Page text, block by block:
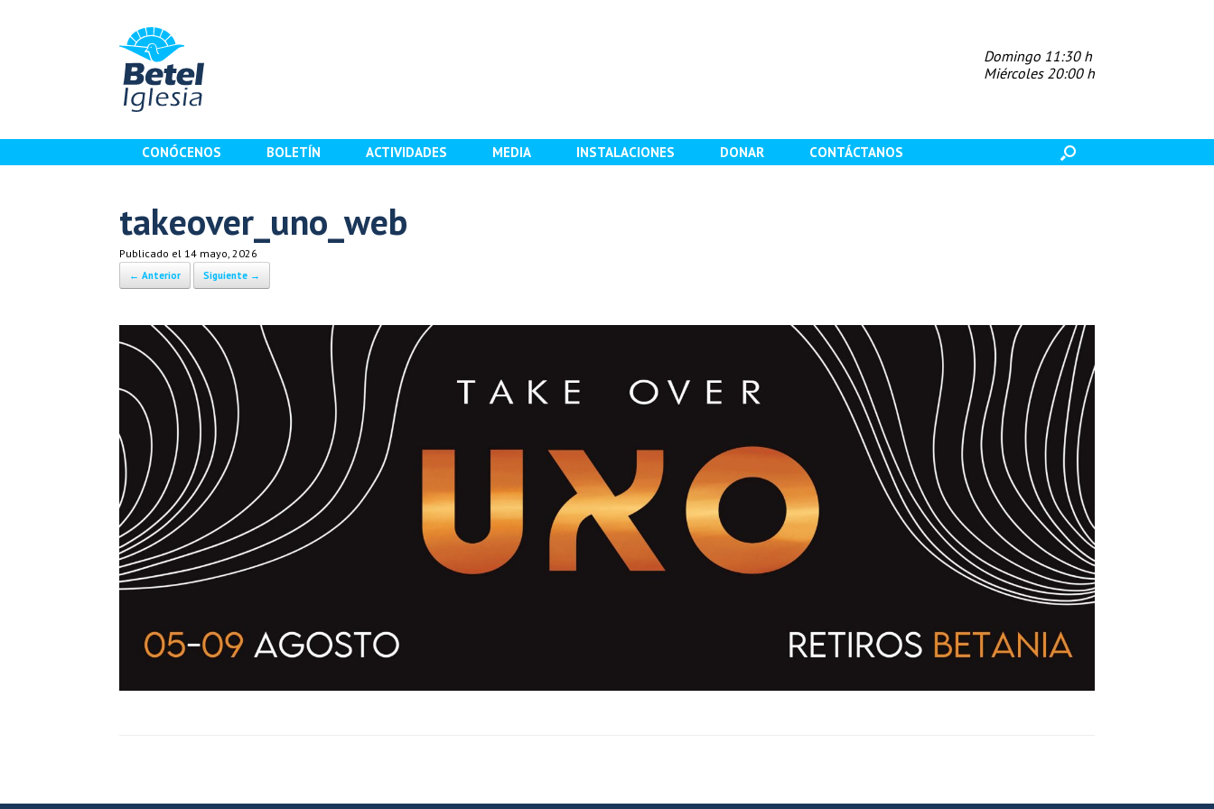
Domingo 11:30 h
Miércoles 20:00 h
CONÓCENOS BOLETÍN ACTIVIDADES MEDIA INSTALACIONES DONAR CONTÁCTANOS
takeover_uno_web
Publicado el 14 mayo, 2026
← Anterior Siguiente →